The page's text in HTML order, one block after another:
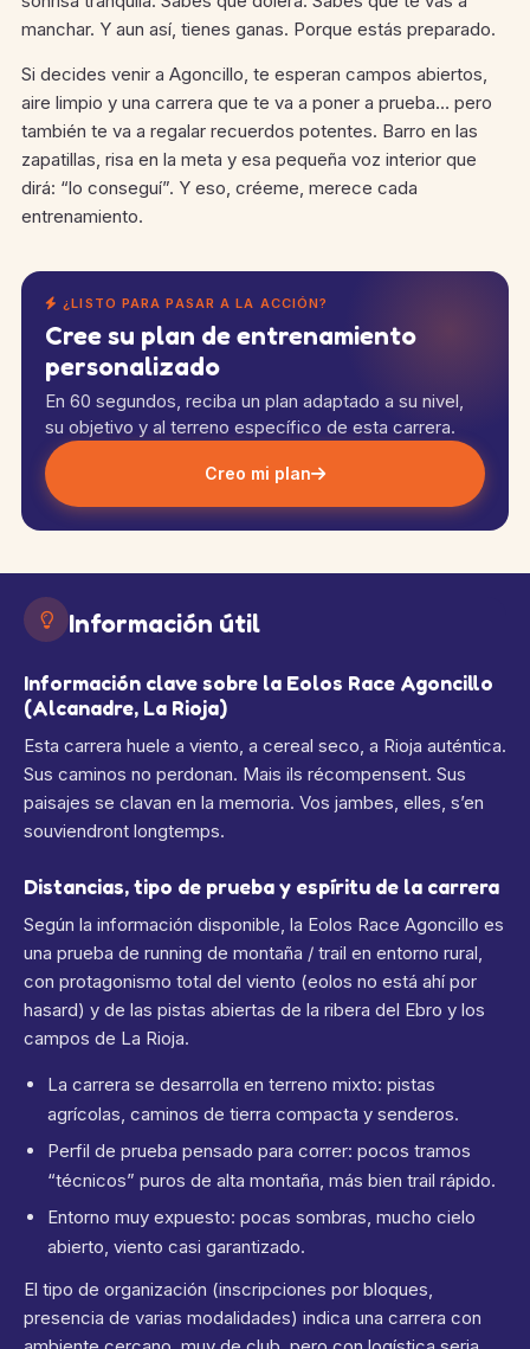
manchar. Y aun así, tienes ganas. Porque estás preparado.
Si decides venir a Agoncillo, te esperan campos abiertos,
aire limpio y una carrera que te va a poner a prueba… pero
también te va a regalar recuerdos potentes. Barro en las
zapatillas, risa en la meta y esa pequeña voz interior que
dirá: “lo conseguí”. Y eso, créeme, merece cada
entrenamiento.
¿LISTO PARA PASAR A LA ACCIÓN?
Cree su plan de entrenamiento
personalizado
En 60 segundos, reciba un plan adaptado a su nivel,
su objetivo y al terreno específico de esta carrera.
Creo mi plan
Información útil
Información clave sobre la Eolos Race Agoncillo
(Alcanadre, La Rioja)
Esta carrera huele a viento, a cereal seco, a Rioja auténtica.
Sus caminos no perdonan. Mais ils récompensent. Sus
paisajes se clavan en la memoria. Vos jambes, elles, s’en
souviendront longtemps.
Distancias, tipo de prueba y espíritu de la carrera
Según la información disponible, la Eolos Race Agoncillo es
una prueba de running de montaña / trail en entorno rural,
con protagonismo total del viento (eolos no está ahí por
hasard) y de las pistas abiertas de la ribera del Ebro y los
campos de La Rioja.
La carrera se desarrolla en terreno mixto: pistas
agrícolas, caminos de tierra compacta y senderos.
Perfil de prueba pensado para correr: pocos tramos
“técnicos” puros de alta montaña, más bien trail rápido.
Entorno muy expuesto: pocas sombras, mucho cielo
abierto, viento casi garantizado.
El tipo de organización (inscripciones por bloques,
presencia de varias modalidades) indica una carrera con